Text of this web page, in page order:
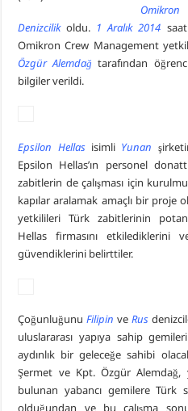
Omikron
Denizcilik oldu. 1 Aralık 2014 saat
Omikron Crew Management
Özgür Alemdağ tarafından
bilgiler verildi.
Epsilon HellasisimliYunan
Epsilon Hellas’ın personel
zabitlerin de çalışması için
kapılar aralamak amaçlı bir proje
yetkilileri Türk zabitlerinin
Hellas firmasını etkilediklerini
güvendiklerini belirttiler.
ÇoğunluğunuFilipin veRus
uluslararası yapıya sahip
aydınlık bir geleceğe sahibi
Şermet ve Kpt. Özgür Alemdağ,
bulunan yabancı gemilere Türk
olduğundan ve bu çalışma